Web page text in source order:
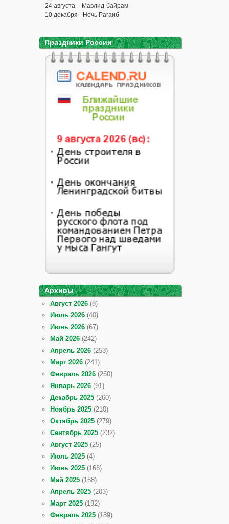
24 августа – Мавлид-байрам
10 декабря - Ночь Рагаиб
Праздники России
Архивы
Август 2026 (8)
Июль 2026 (40)
Июнь 2026 (67)
Май 2026 (242)
Апрель 2026 (253)
Март 2026 (241)
Февраль 2026 (250)
Январь 2026 (91)
Декабрь 2025 (260)
Ноябрь 2025 (210)
Октябрь 2025 (279)
Сентябрь 2025 (232)
Август 2025 (25)
Июль 2025 (4)
Июнь 2025 (168)
Май 2025 (168)
Апрель 2025 (203)
Март 2025 (192)
Февраль 2025 (189)